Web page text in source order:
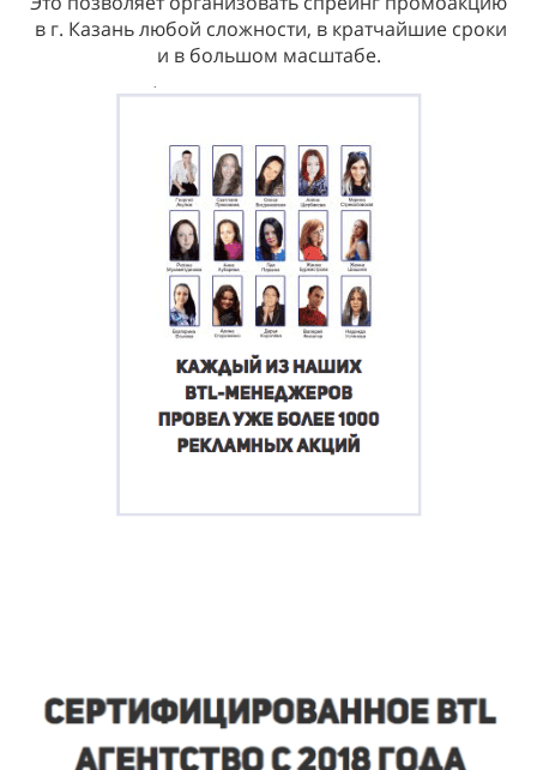
в г. Казань любой сложности, в кратчайшие сроки
и в большом масштабе.